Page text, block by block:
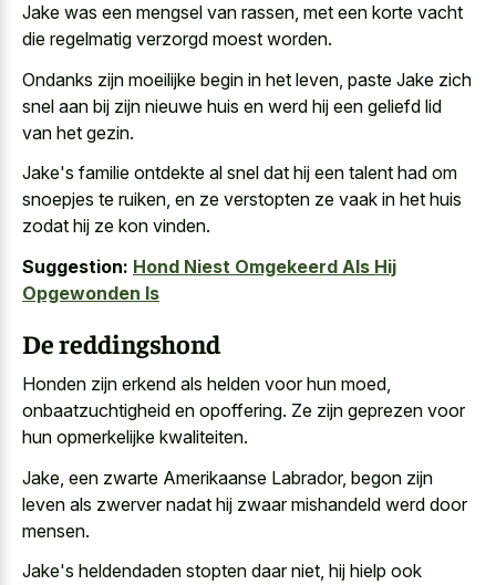
Jake was een mengsel van rassen, met een korte vacht
die regelmatig verzorgd moest worden.
Ondanks zijn moeilijke begin in het leven, paste Jake zich
snel aan bij zijn nieuwe huis en werd hij een geliefd lid
van het gezin.
Jake's familie ontdekte al snel dat hij een talent had om
snoepjes te ruiken, en ze verstopten ze vaak in het huis
zodat hij ze kon vinden.
Suggestion: Hond Niest Omgekeerd Als Hij
Opgewonden Is
De reddingshond
Honden zijn erkend als helden voor hun moed,
onbaatzuchtigheid en opoffering. Ze zijn geprezen voor
hun opmerkelijke kwaliteiten.
Jake, een zwarte Amerikaanse Labrador, begon zijn
leven als zwerver nadat hij zwaar mishandeld werd door
mensen.
Jake's heldendaden stopten daar niet, hij hielp ook